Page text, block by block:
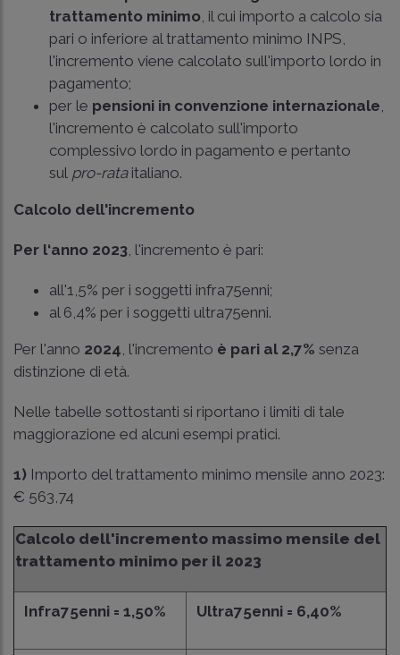
trattamento minimo , il cui importo a calcolo sia
pari o inferiore al trattamento minimo INPS,
l'incremento viene calcolato sull'importo lordo in
pagamento;
per le pensioni in convenzione internazionale
l'incremento è calcolato sull'importo
complessivo lordo in pagamento e pertanto
sul pro-rataitaliano.
Calcolo dell'incremento
Per l‘anno 2023 , l'incremento è pari:
all'1,5% per i soggetti infra75enni;
al 6,4% per i soggetti ultra75enni.
Per l'anno 2024 , l'incremento è pari al 2,7% senza
distinzione di età.
Nelle tabelle sottostanti si riportano i limiti di tale
maggiorazione ed alcuni esempi pratici.
1) Importo del trattamento minimo mensile anno 2023:
€ 563,74
Calcolo dell'incremento massimo mensile del
trattamento minimo per il 2023
Infra75enni = 1,50% Ultra75enni = 6,40%